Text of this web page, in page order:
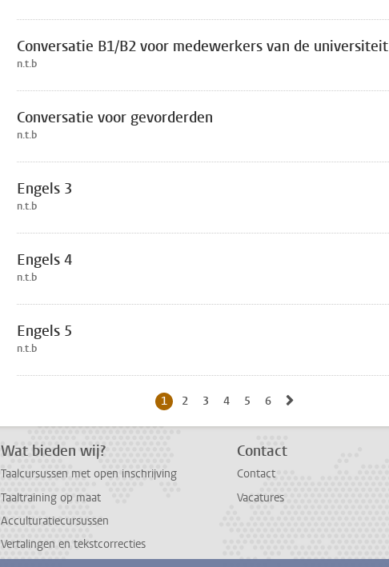
Conversatie B1/B2 voor medewerkers van de universiteit
n.t.b
Conversatie voor gevorderden
n.t.b
Engels 3
n.t.b
Engels 4
n.t.b
Engels 5
n.t.b
Huidige pagina, pagina
1 Naar pagina
2 Naar pagina
3 Naar pagina
4 Naar pagina
5 Naar pagina
6
Wat bieden wij?
Taalcursussen met open inschrijving
Taaltraining op maat
Acculturatiecursussen
Vertalingen en tekstcorrecties
Contact
Contact
Vacatures